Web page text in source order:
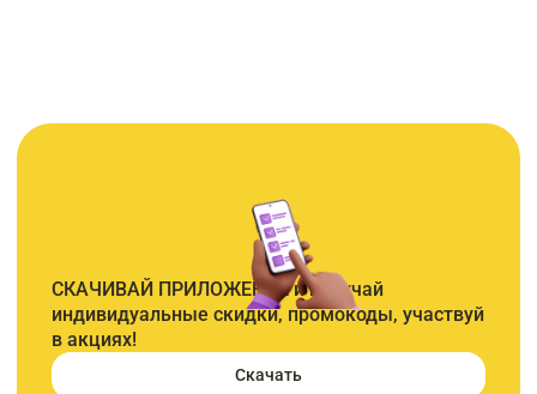
СКАЧИВАЙ ПРИЛОЖЕНИЕ и получай
индивидуальные скидки, промокоды, участвуй
в акциях!
Скачать